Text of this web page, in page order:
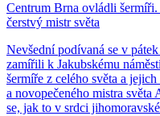
Centrum Brna ovládli
čerstvý mistr světa
Nevšední podívaná se v
zamířili k Jakubskému
šermíře z celého světa a
a novopečeného mistra
se, jak to v srdci